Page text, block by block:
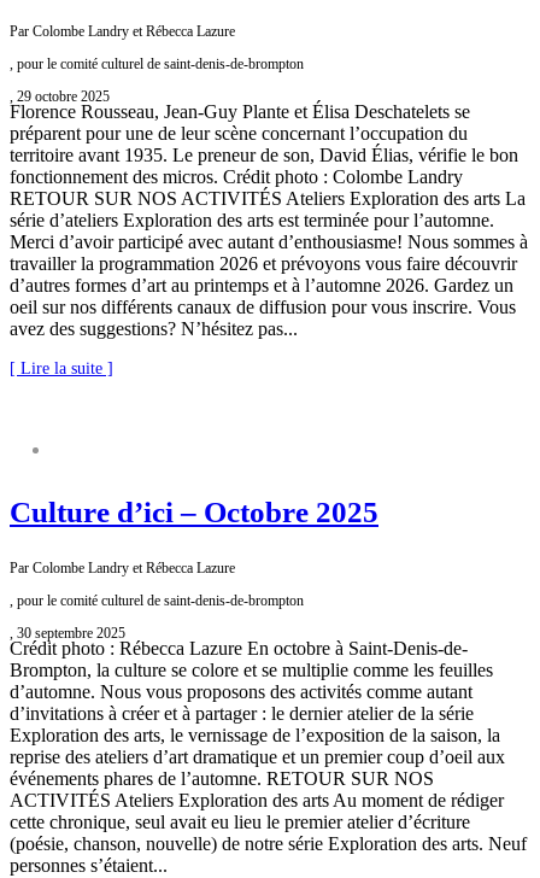
Par Colombe Landry et Rébecca Lazure
, pour le comité culturel de saint-denis-de-brompton
, 29 octobre 2025
Florence Rousseau, Jean-Guy Plante et Élisa Deschatelets se
préparent pour une de leur scène concernant l’occupation du
territoire avant 1935. Le preneur de son, David Élias, vérifie le bon
fonctionnement des micros. Crédit photo : Colombe Landry
RETOUR SUR NOS ACTIVITÉS Ateliers Exploration des arts La
série d’ateliers Exploration des arts est terminée pour l’automne.
Merci d’avoir participé avec autant d’enthousiasme! Nous sommes à
travailler la programmation 2026 et prévoyons vous faire découvrir
d’autres formes d’art au printemps et à l’automne 2026. Gardez un
oeil sur nos différents canaux de diffusion pour vous inscrire. Vous
avez des suggestions? N’hésitez pas...
[ Lire la suite ]
Culture d’ici – Octobre 2025
Par Colombe Landry et Rébecca Lazure
, pour le comité culturel de saint-denis-de-brompton
, 30 septembre 2025
Crédit photo : Rébecca Lazure En octobre à Saint-Denis-de-
Brompton, la culture se colore et se multiplie comme les feuilles
d’automne. Nous vous proposons des activités comme autant
d’invitations à créer et à partager : le dernier atelier de la série
Exploration des arts, le vernissage de l’exposition de la saison, la
reprise des ateliers d’art dramatique et un premier coup d’oeil aux
événements phares de l’automne. RETOUR SUR NOS
ACTIVITÉS Ateliers Exploration des arts Au moment de rédiger
cette chronique, seul avait eu lieu le premier atelier d’écriture
(poésie, chanson, nouvelle) de notre série Exploration des arts. Neuf
personnes s’étaient...